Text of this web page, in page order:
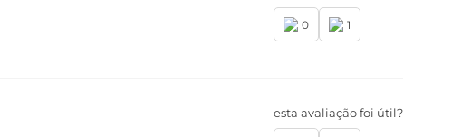
0 1
esta avaliação foi útil?